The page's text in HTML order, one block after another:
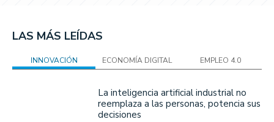
LAS MÁS LEÍDAS
INNOVACIÓN ECONOMÍA DIGITAL EMPLEO 4.0
La inteligencia artificial industrial no
reemplaza a las personas, potencia sus
decisiones